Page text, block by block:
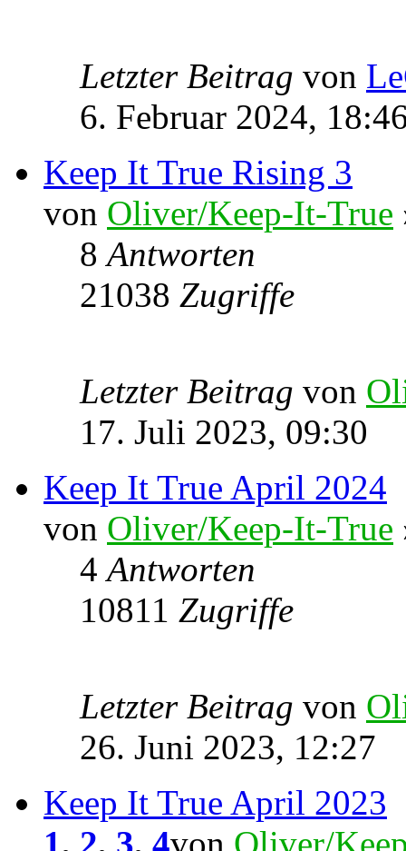
Letzter Beitrag von
6. Februar 2024,
Keep It True Rising 3
von Oliver/Keep-It-True
8Antworten
21038 Zugriffe
Letzter Beitrag von
17. Juli 2023, 09:30
Keep It True April 2024
von Oliver/Keep-It-True
4Antworten
10811 Zugriffe
Letzter Beitrag von
26. Juni 2023, 12:27
Keep It True April 2023
1 , 2, 3, 4von Oliver/